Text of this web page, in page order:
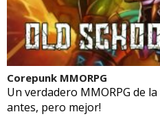
Corepunk MMORPG
Un verdadero MMORPG de
antes, pero mejor!